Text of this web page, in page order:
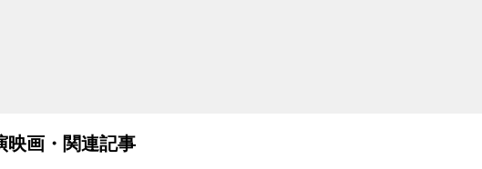
映画・関連記事